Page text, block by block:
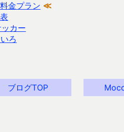
金プラン ≪
カー
ろ
ブログTOP